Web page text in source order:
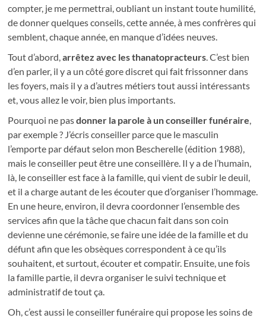
compter, je me permettrai, oubliant un instant toute humilité,
de donner quelques conseils, cette année, à mes confrères qui
semblent, chaque année, en manque d’idées neuves.
Tout d’abord,arrêtez avec les thanatopracteurs . C’est bien
d’en parler, il y a un côté gore discret qui fait frissonner dans
les foyers, mais il y a d’autres métiers tout aussi intéressants
et, vous allez le voir, bien plus importants.
Pourquoi ne pasdonner la parole à un conseiller funéraire
par exemple ? J’écris conseiller parce que le masculin
l’emporte par défaut selon mon Bescherelle (édition 1988),
mais le conseiller peut être une conseillère. Il y a de l’humain,
là, le conseiller est face à la famille, qui vient de subir le deuil,
et il a charge autant de les écouter que d’organiser l’hommage.
En une heure, environ, il devra coordonner l’ensemble des
services afin que la tâche que chacun fait dans son coin
devienne une cérémonie, se faire une idée de la famille et du
défunt afin que les obsèques correspondent à ce qu’ils
souhaitent, et surtout, écouter et compatir. Ensuite, une fois
la famille partie, il devra organiser le suivi technique et
administratif de tout ça.
Oh, c’est aussi le conseiller funéraire qui propose les soins de